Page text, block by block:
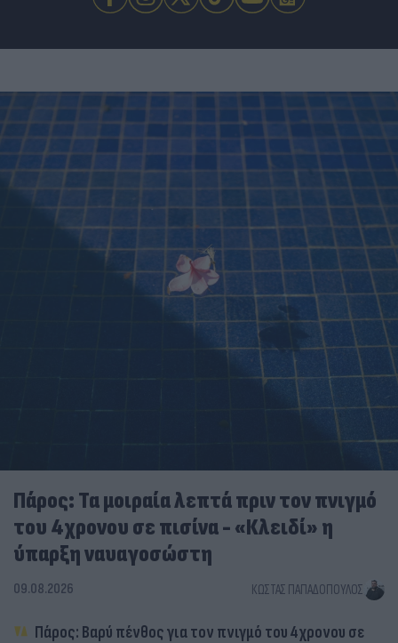
Πάρος: Τα μοιραία λεπτά πριν τον πνιγμό
του 4χρονου σε πισίνα - «Κλειδί» η
ύπαρξη ναυαγοσώστη
09.08.2026 ΚΏΣΤΑΣ ΠΑΠΑΔΌΠΟΥΛΟΣ
Πάρος: Βαρύ πένθος για τον πνιγμό του 4χρονου σε